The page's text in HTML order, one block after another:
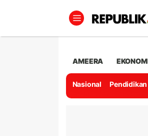
AMEERA
Nasional Pendidikan